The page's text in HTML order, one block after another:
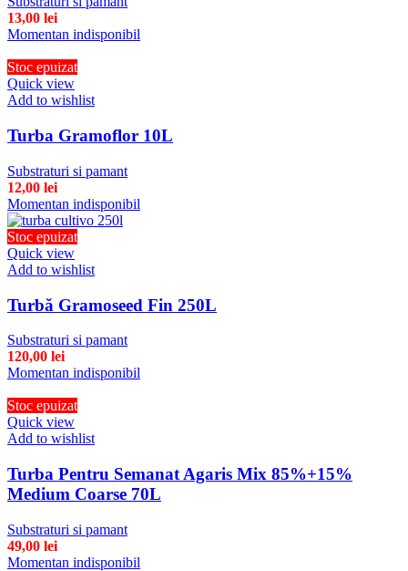
13,00 lei
Momentan indisponibil
Stoc epuizat
Quick view
Add to wishlist
Turba Gramoflor 10L
Substraturi si pamant
12,00 lei
Momentan indisponibil
Stoc epuizat
Quick view
Add to wishlist
Turbă Gramoseed Fin 250L
Substraturi si pamant
120,00 lei
Momentan indisponibil
Stoc epuizat
Quick view
Add to wishlist
Turba Pentru Semanat Agaris Mix 85%+15%
Medium Coarse 70L
Substraturi si pamant
49,00 lei
Momentan indisponibil